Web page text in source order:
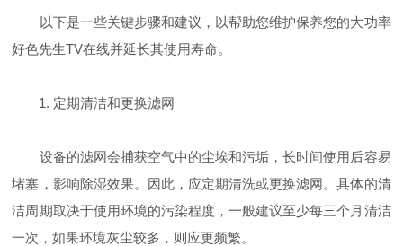
以下是一些关键步骤和建议，以帮助您维护保养您的大功率
好色先生TV在线并延长其使用寿命。
1. 定期清洁和更换滤网
设备的滤网会捕获空气中的尘埃和污垢，长时间使用后容易
堵塞，影响除湿效果。因此，应定期清洗或更换滤网。具体的清
洁周期取决于使用环境的污染程度，一般建议至少每三个月清洁
一次，如果环境灰尘较多，则应更频繁。